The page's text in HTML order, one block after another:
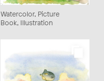
Watercolor, Picture
Book, Illustration